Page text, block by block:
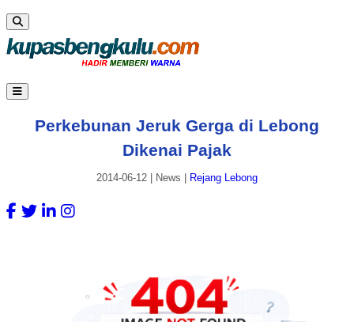
Perkebunan Jeruk Gerga di Lebong
Dikenai Pajak
2014-06-12 News Rejang Lebong